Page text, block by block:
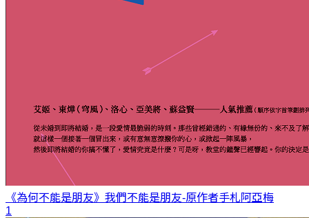
《為何不能是朋友》我們不能是朋友-原作者手札阿亞梅
1